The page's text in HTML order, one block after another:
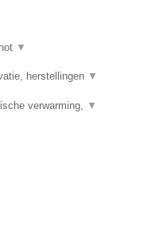
▼
herstellingen ▼
verwarming, ▼